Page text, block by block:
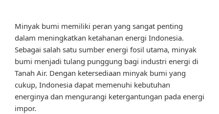
Minyak bumi memiliki peran yang sangat penting
dalam meningkatkan ketahanan energi Indonesia.
Sebagai salah satu sumber energi fosil utama, minyak
bumi menjadi tulang punggung bagi industri energi di
Tanah Air. Dengan ketersediaan minyak bumi yang
cukup, Indonesia dapat memenuhi kebutuhan
energinya dan mengurangi ketergantungan pada energi
impor.